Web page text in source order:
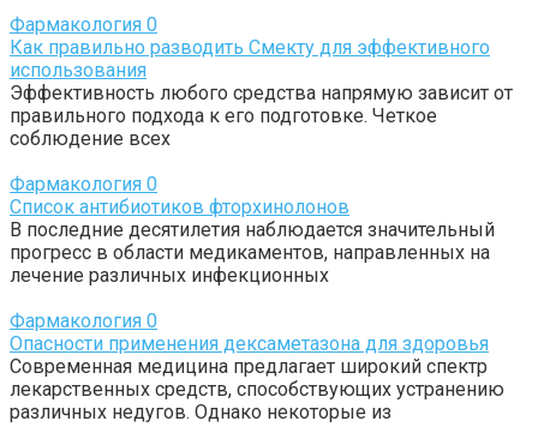
Фармакология 0
Как правильно разводить Смекту для эффективного
использования
Эффективность любого средства напрямую зависит от
правильного подхода к его подготовке. Четкое
соблюдение всех
Фармакология 0
Список антибиотиков фторхинолонов
В последние десятилетия наблюдается значительный
прогресс в области медикаментов, направленных на
лечение различных инфекционных
Фармакология 0
Опасности применения дексаметазона для здоровья
Современная медицина предлагает широкий спектр
лекарственных средств, способствующих устранению
различных недугов. Однако некоторые из